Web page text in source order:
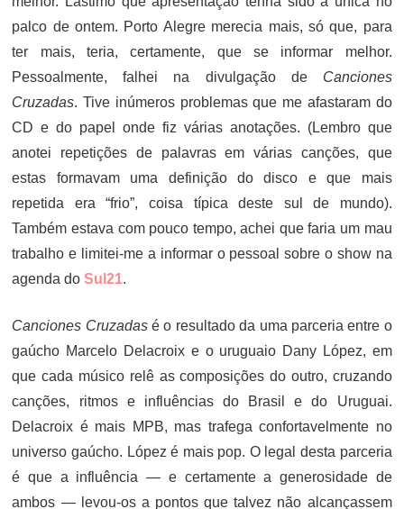
palco de ontem. Porto Alegre merecia mais, só que, para
ter mais, teria, certamente, que se informar melhor.
Pessoalmente, falhei na divulgação de Canciones
Cruzadas. Tive inúmeros problemas que me afastaram do
CD e do papel onde fiz várias anotações. (Lembro que
anotei repetições de palavras em várias canções, que
estas formavam uma definição do disco e que mais
repetida era “frio”, coisa típica deste sul de mundo).
Também estava com pouco tempo, achei que faria um mau
trabalho e limitei-me a informar o pessoal sobre o show na
agenda doSul21.
Canciones Cruzadasé o resultado da uma parceria entre o
gaúcho Marcelo Delacroix e o uruguaio Dany López, em
que cada músico relê as composições do outro, cruzando
canções, ritmos e influências do Brasil e do Uruguai.
Delacroix é mais MPB, mas trafega confortavelmente no
universo gaúcho. López é mais pop. O legal desta parceria
é que a influência — e certamente a generosidade de
ambos — levou-os a pontos que talvez não alcançassem